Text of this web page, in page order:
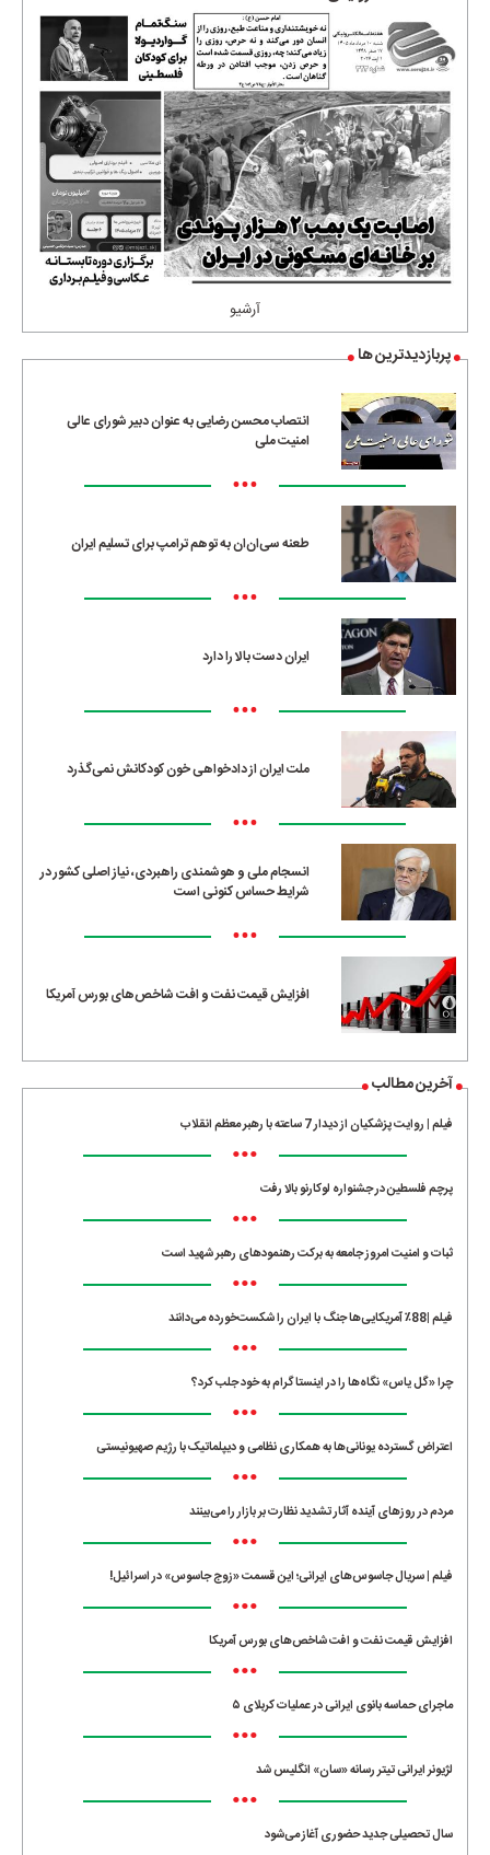
آرشیو
پربازدیدترین ها
انتصاب محسن رضایی به عنوان دبیر شورای عالی
امنیت ملی
•••
طعنه سی‌ان‌ان به توهم ترامپ برای تسلیم ایران
•••
ایران دست بالا را دارد
•••
ملت ایران از دادخواهی خون کودکانش نمی‌گذرد
•••
انسجام ملی و هوشمندی راهبردی، نیاز اصلی کشور در
شرایط حساس کنونی است
•••
افزایش قیمت نفت و افت شاخص‌های بورس آمریکا
آخرین مطالب
فیلم | روایت پزشکیان از دیدار 7 ساعته با رهبر معظم انقلاب
•••
پرچم فلسطین در جشنواره لوکارنو بالا رفت
•••
ثبات و امنیت امروز جامعه به برکت رهنمودهای رهبر شهید است
•••
فیلم |88٪ آمریکایی‌ها جنگ با ایران را شکست‌خورده می‌دانند
•••
چرا «گل یاس» نگاه‌ها را در اینستاگرام به خود جلب کرد؟
•••
اعتراض گسترده یونانی‌ها به همکاری نظامی و دیپلماتیک با رژیم صهیونیستی
•••
مردم در روزهای آینده آثار تشدید نظارت بر بازار را می‌بینند
•••
فیلم | سریال جاسوس‌های ایرانی؛ این قسمت «زوج جاسوس» در اسرائیل!
•••
افزایش قیمت نفت و افت شاخص‌های بورس آمریکا
•••
ماجرای حماسه‌ بانوی ایرانی در عملیات کربلای ۵
•••
لژیونر ایرانی تیتر رسانه «سان» انگلیس شد
•••
سال تحصیلی جدید حضوری آغاز می‌شود